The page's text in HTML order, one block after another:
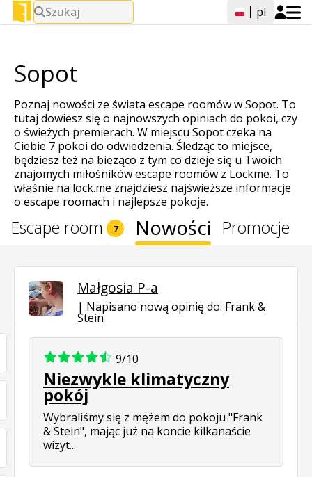
Szukaj pl
Sopot
Poznaj nowości ze świata escape roomów w Sopot. To
tutaj dowiesz się o najnowszych opiniach do pokoi, czy
o świeżych premierach. W miejscu Sopot czeka na
Ciebie 7 pokoi do odwiedzenia. Śledząc to miejsce,
będziesz też na bieżąco z tym co dzieje się u Twoich
znajomych miłośników escape roomów z Lockme. To
właśnie na lock.me znajdziesz najświeższe informacje
o escape roomach i najlepsze pokoje.
Escape room 7 Nowości Promocje
Małgosia P-a
Napisano nową opinię do: Frank &
Stein
9/10
Niezwykle klimatyczny
pokój
Wybraliśmy się z mężem do pokoju "Frank
& Stein", mając już na koncie kilkanaście
wizyt...